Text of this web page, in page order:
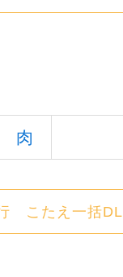
肉
こたえ一括DL